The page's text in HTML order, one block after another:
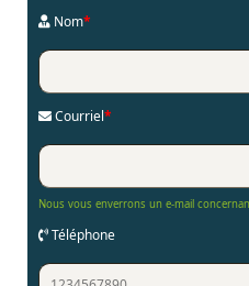
Nom*
Courriel*
Nous vous enverrons un e-mail
Téléphone